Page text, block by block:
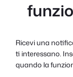
Ricevi una
ti interessano.
quando la